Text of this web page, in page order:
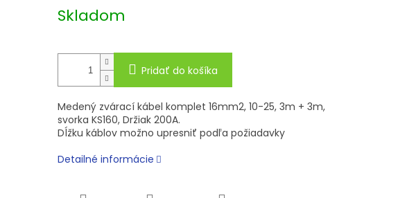
cena:
Skladom
Pridať do košíka
Medený zvárací kábel komplet 16mm2, 10-25, 3m + 3m,
svorka KS160, Držiak 200A.
Dĺžku káblov možno upresniť podľa požiadavky
Detailné informácie